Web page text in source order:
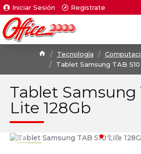
Iniciar Sesión Registrate
Tecnología
Tablet Samsung TAB
Tablet Samsung
Lite 128Gb